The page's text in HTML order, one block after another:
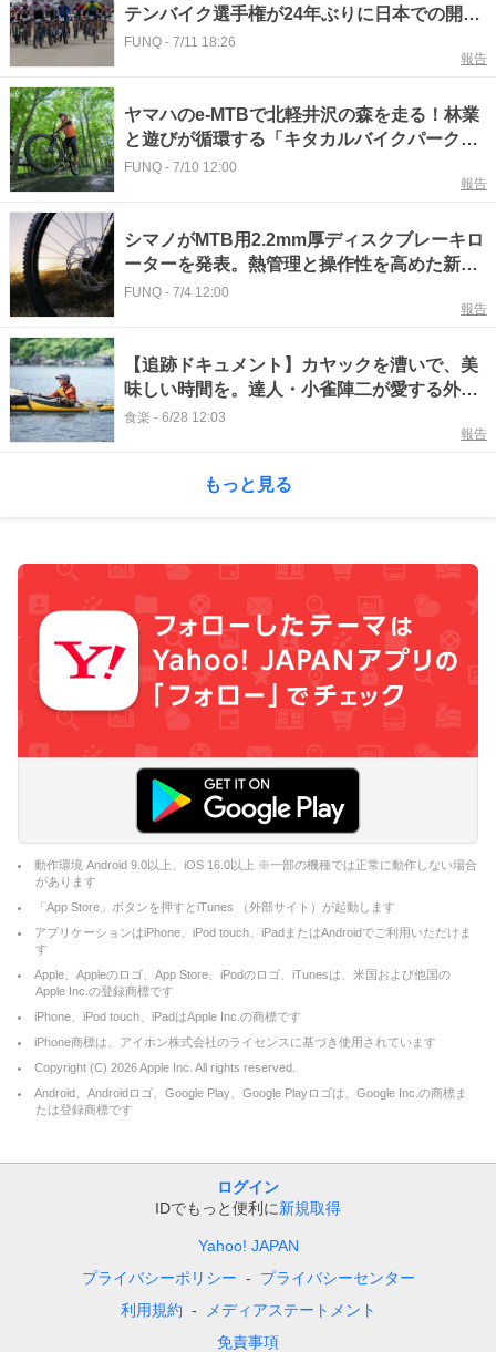
テンバイク選手権が24年ぶりに日本での開催
決定
FUNQ - 7/11 18:26
報告
ヤマハのe-MTBで北軽井沢の森を走る！林業
と遊びが循環する「キタカルバイクパーク
100」開業
FUNQ - 7/10 12:00
報告
シマノがMTB用2.2mm厚ディスクブレーキロ
ーターを発表。熱管理と操作性を高めた新世
代モデル｜SHIMANO
FUNQ - 7/4 12:00
報告
【追跡ドキュメント】カヤックを漕いで、美
味しい時間を。達人・小雀陣二が愛する外遊
びのカタチ
食楽 - 6/28 12:03
報告
もっと見る
動作環境 Android 9.0以上、iOS 16.0以上 ※一部の機種では正常に動作しない場合
があります
「App Store」ボタンを押すとiTunes （外部サイト）が起動します
アプリケーションはiPhone、iPod touch、iPadまたはAndroidでご利用いただけま
す
Apple、Appleのロゴ、App Store、iPodのロゴ、iTunesは、米国および他国の
Apple Inc.の登録商標です
iPhone、iPod touch、iPadはApple Inc.の商標です
iPhone商標は、アイホン株式会社のライセンスに基づき使用されています
Copyright (C) 2026Apple Inc. All rights reserved.
Android、Androidロゴ、Google Play、Google Playロゴは、Google Inc.の商標ま
たは登録商標です
ログイン
IDでもっと便利に新規取得
Yahoo! JAPAN
プライバシーポリシー
プライバシーセンター
利用規約
メディアステートメント
免責事項